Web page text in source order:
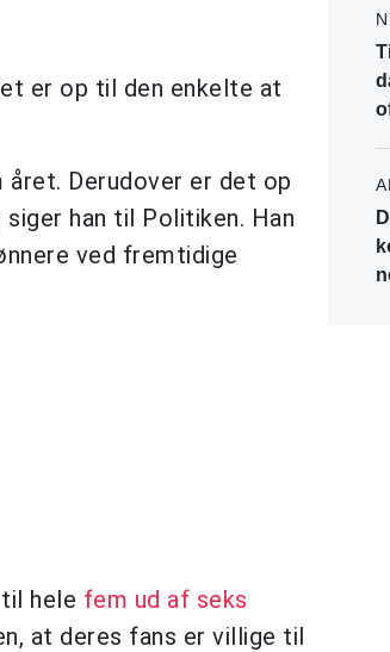
er op til den enkelte at
Derudover er det op
han til Politiken. Han
ved fremtidige
hele fem ud af seks
at deres fans er villige til